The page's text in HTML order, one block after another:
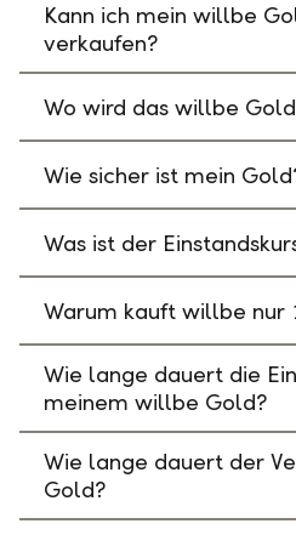
Kann ich mein willbe
verkaufen?
Wo wird das willbe
Wie sicher ist mein
Was ist der
Warum kauft willbe nur
Wie lange dauert die
meinem willbe Gold?
Wie lange dauert der
Gold?